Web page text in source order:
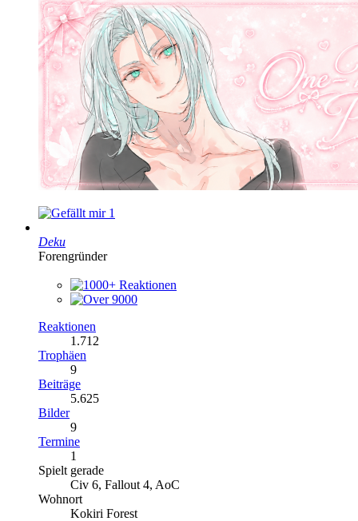
1
Deku
Forengründer
Reaktionen
1.712
Trophäen
9
Beiträge
5.625
Bilder
9
Termine
1
Spielt gerade
Civ 6, Fallout 4, AoC
Wohnort
Kokiri Forest